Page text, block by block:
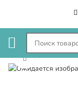
Нажмите,